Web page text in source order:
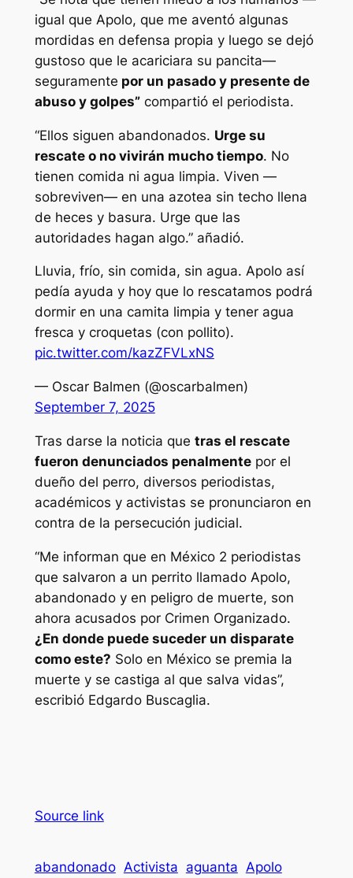
igual que Apolo, que me aventó algunas
mordidas en defensa propia y luego se dejó
gustoso que le acariciara su pancita—
seguramente por un pasado y presente de
abuso y golpes”compartió el periodista.
“Ellos siguen abandonados. Urge su
rescate o no vivirán mucho tiempo. No
tienen comida ni agua limpia. Viven —
sobreviven— en una azotea sin techo llena
de heces y basura. Urge que las
autoridades hagan algo.” añadió.
Lluvia, frío, sin comida, sin agua. Apolo así
pedía ayuda y hoy que lo rescatamos podrá
dormir en una camita limpia y tener agua
fresca y croquetas (con pollito).
pic.twitter.com/kazZFVLxNS
— Oscar Balmen (@oscarbalmen)
September 7, 2025
Tras darse la noticia que tras el rescate
fueron denunciados penalmentepor el
dueño del perro, diversos periodistas,
académicos y activistas se pronunciaron en
contra de la persecución judicial.
“Me informan que en México 2 periodistas
que salvaron a un perrito llamado Apolo,
abandonado y en peligro de muerte, son
ahora acusados por Crimen Organizado.
¿En donde puede suceder un disparate
como este? Solo en México se premia la
muerte y se castiga al que salva vidas”,
escribió Edgardo Buscaglia.
Source link
abandonado Activista aguanta Apolo